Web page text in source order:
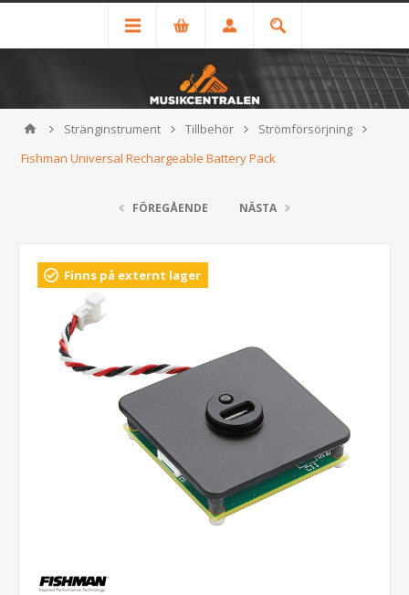
Stränginstrument Tillbehör
Strömförsörjning
Fishman Universal Rechargeable Battery Pack
FÖREGÅENDE NÄSTA
Finns på externt lager